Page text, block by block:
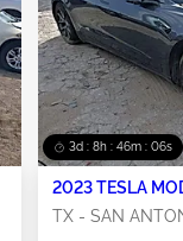
3d : 8h : 46m : 05s
2023 TESLA
STANDARD 0
TX - SAN